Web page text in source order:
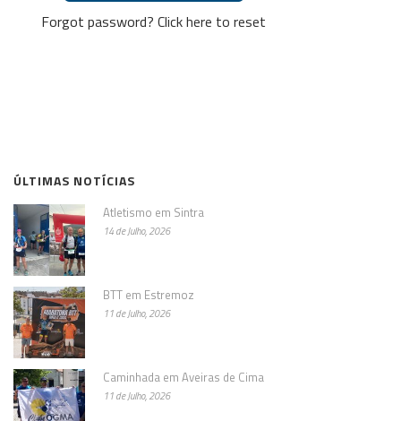
Forgot password?Click here to reset
ÚLTIMAS NOTÍCIAS
Atletismo em Sintra
14 de Julho, 2026
BTT em Estremoz
11 de Julho, 2026
Caminhada em Aveiras de Cima
11 de Julho, 2026